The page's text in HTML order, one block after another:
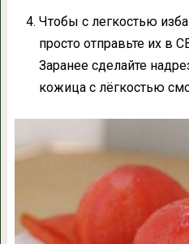
Чтобы с легкостью
просто отправьте их в
Заранее сделайте
кожица с лёгкостью